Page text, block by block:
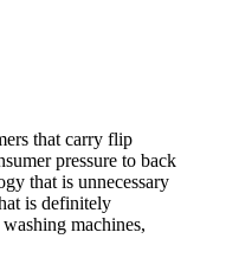
that carry flip
pressure to back
that is unnecessary
is definitely
machines,